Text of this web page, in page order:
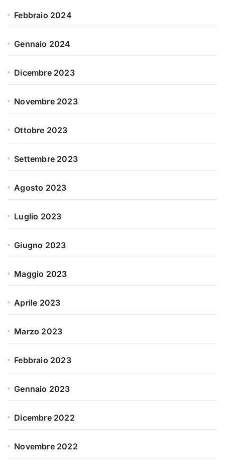
Febbraio 2024
Gennaio 2024
Dicembre 2023
Novembre 2023
Ottobre 2023
Settembre 2023
Agosto 2023
Luglio 2023
Giugno 2023
Maggio 2023
Aprile 2023
Marzo 2023
Febbraio 2023
Gennaio 2023
Dicembre 2022
Novembre 2022